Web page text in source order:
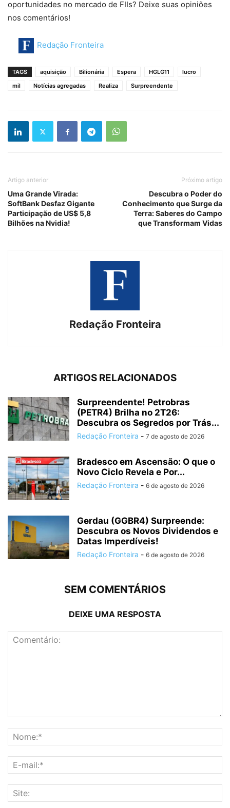
oportunidades no mercado de FIIs? Deixe suas opiniões
nos comentários!
Redação Fronteira
TAGS aquisição Bilionária Espera HGLG11
lucro
mil
Notícias agregadas Realiza Surpreendente
Artigo anterior
Uma Grande Virada:
SoftBank Desfaz Gigante
Participação de US$ 5,8
Bilhões na Nvidia!
Próximo artigo
Descubra o Poder do
Conhecimento que Surge da
Terra: Saberes do Campo
que Transformam Vidas
Redação Fronteira
ARTIGOS RELACIONADOS
Surpreendente! Petrobras
(PETR4) Brilha no 2T26:
Descubra os Segredos por Trás...
Redação Fronteira - 7 de agosto de 2026
Bradesco em Ascensão: O que o
Novo Ciclo Revela e Por...
Redação Fronteira - 6 de agosto de 2026
Gerdau (GGBR4) Surpreende:
Descubra os Novos Dividendos e
Datas Imperdíveis!
Redação Fronteira - 6 de agosto de 2026
SEM COMENTÁRIOS
DEIXE UMA RESPOSTA